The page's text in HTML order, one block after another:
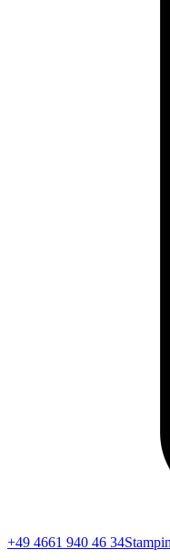
+49 4661 940 46 34